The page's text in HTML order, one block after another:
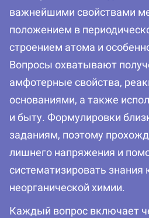
важнейшими свойствами
положением в
строением атома и
Вопросы охватывают
амфотерные свойства,
основаниями, а также
и быту. Формулировки
заданиям, поэтому
лишнего напряжения и
систематизировать знания
неорганической химии.
Каждый вопрос включает